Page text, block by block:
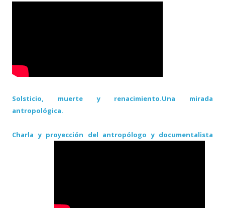
Solsticio, muerte y renacimiento.Una mirada
antropológica.
Charla y proyección del antropólogo y documentalista